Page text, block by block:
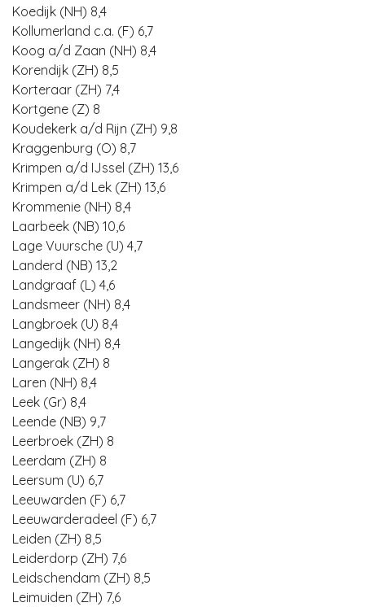
Koedijk (NH) 8,4
Kollumerland c.a. (F) 6,7
Koog a/d Zaan (NH) 8,4
Korendijk (ZH) 8,5
Korteraar (ZH) 7,4
Kortgene (Z) 8
Koudekerk a/d Rijn (ZH) 9,8
Kraggenburg (O) 8,7
Krimpen a/d IJssel (ZH) 13,6
Krimpen a/d Lek (ZH) 13,6
Krommenie (NH) 8,4
Laarbeek (NB) 10,6
Lage Vuursche (U) 4,7
Landerd (NB) 13,2
Landgraaf (L) 4,6
Landsmeer (NH) 8,4
Langbroek (U) 8,4
Langedijk (NH) 8,4
Langerak (ZH) 8
Laren (NH) 8,4
Leek (Gr) 8,4
Leende (NB) 9,7
Leerbroek (ZH) 8
Leerdam (ZH) 8
Leersum (U) 6,7
Leeuwarden (F) 6,7
Leeuwarderadeel (F) 6,7
Leiden (ZH) 8,5
Leiderdorp (ZH) 7,6
Leidschendam (ZH) 8,5
Leimuiden (ZH) 7,6